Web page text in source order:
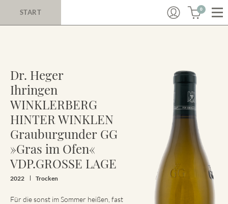
START 0
Dr. Heger
Ihringen
WINKLERBERG
HINTER WINKLEN
Grauburgunder GG
»Gras im Ofen«
VDP.GROSSE LAGE
2022 Trocken
Für die sonst im Sommer heißen, fast